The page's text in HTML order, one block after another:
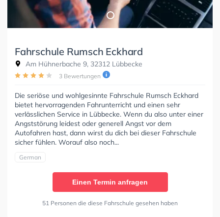
Fahrschule Rumsch Eckhard
Am Hühnerbache 9, 32312 Lübbecke
3 Bewertungen
Die seriöse und wohlgesinnte Fahrschule Rumsch Eckhard
bietet hervorragenden Fahrunterricht und einen sehr
verlässlichen Service in Lübbecke. Wenn du also unter einer
Angststörung leidest oder generell Angst vor dem
Autofahren hast, dann wirst du dich bei dieser Fahrschule
sicher fühlen. Worauf also noch...
German
Einen Termin anfragen
51 Personen die diese Fahrschule gesehen haben